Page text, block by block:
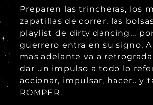
Preparen las trincheras, los
zapatillas de correr, las
playlist de dirty dancing,..
guerrero entra en su signo,
mas adelante va a
dar un impulso a todo lo
accionar, impulsar, hacer.. y
ROMPER.